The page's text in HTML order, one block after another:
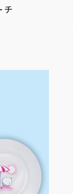
チ